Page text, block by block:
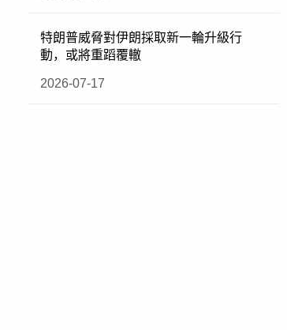
特朗普威脅對伊朗採取新一輪升級行
動，或將重蹈覆轍
2026-07-17